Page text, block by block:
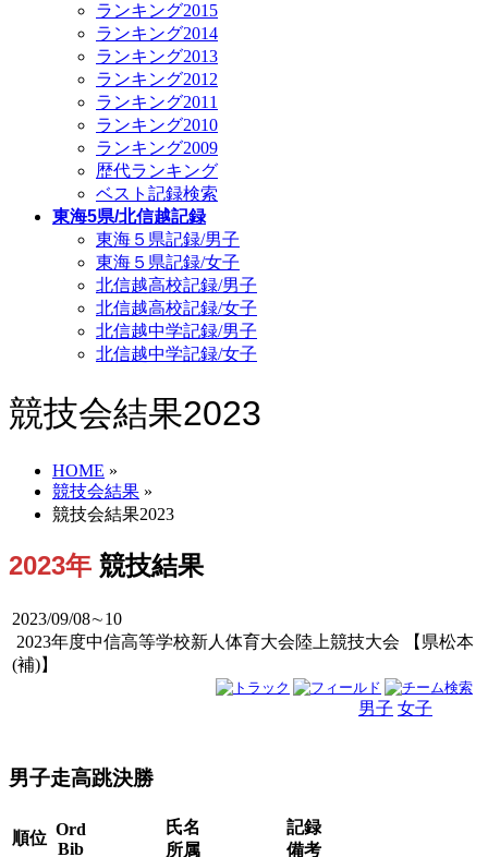
ランキング2015
ランキング2014
ランキング2013
ランキング2012
ランキング2011
ランキング2010
ランキング2009
歴代ランキング
ベスト記録検索
東海5県/北信越記録
東海５県記録/男子
東海５県記録/女子
北信越高校記録/男子
北信越高校記録/女子
北信越中学記録/男子
北信越中学記録/女子
競技会結果2023
HOME »
競技会結果 »
競技会結果2023
2023年 競技結果
2023/09/08∼10
2023年度中信高等学校新人体育大会陸上競技大会 【県松本
(補)】
男子 女子
男子走高跳決勝
順位 Ord
Bib
氏名
所属
記録
備考